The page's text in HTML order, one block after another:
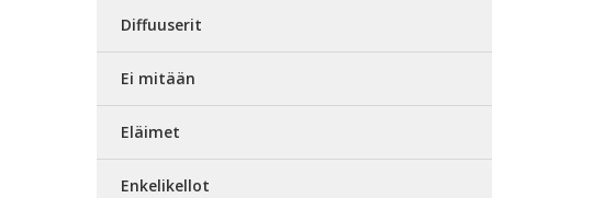
Diffuuserit
Ei mitään
Eläimet
Enkelikellot